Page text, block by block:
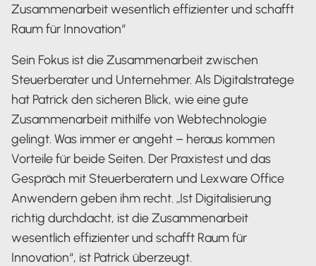
Zusammenarbeit wesentlich effizienter und schafft
Raum für Innovation“
Sein Fokus ist die Zusammenarbeit zwischen
Steuerberater und Unternehmer. Als Digitalstratege
hat Patrick den sicheren Blick, wie eine gute
Zusammenarbeit mithilfe von Webtechnologie
gelingt. Was immer er angeht – heraus kommen
Vorteile für beide Seiten. Der Praxistest und das
Gespräch mit Steuerberatern und Lexware Office
Anwendern geben ihm recht. „Ist Digitalisierung
richtig durchdacht, ist die Zusammenarbeit
wesentlich effizienter und schafft Raum für
Innovation“, ist Patrick überzeugt.